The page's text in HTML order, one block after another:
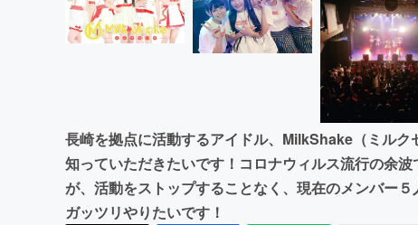
長崎を拠点に活動するアイドル、MilkShake（ミル
知っていただきたいです！コロナウィルス流行の余
が、活動をストップすることなく、現在のメンバー
ガッツリやりたいです！